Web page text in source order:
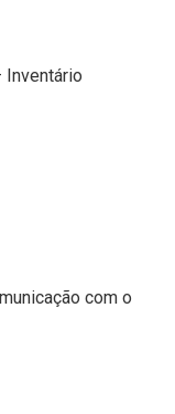
Inventário
com o